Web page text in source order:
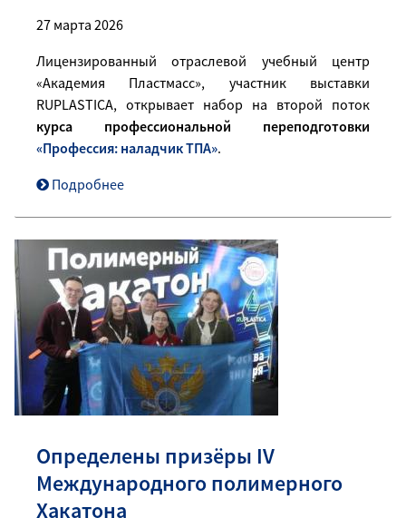
27 марта 2026
Лицензированный отраслевой учебный центр
«Академия Пластмасс», участник выставки
RUPLASTICA, открывает набор на второй поток
курса профессиональной переподготовки
«Профессия: наладчик ТПА».
Подробнее
Определены призёры IV
Международного полимерного
Хакатона